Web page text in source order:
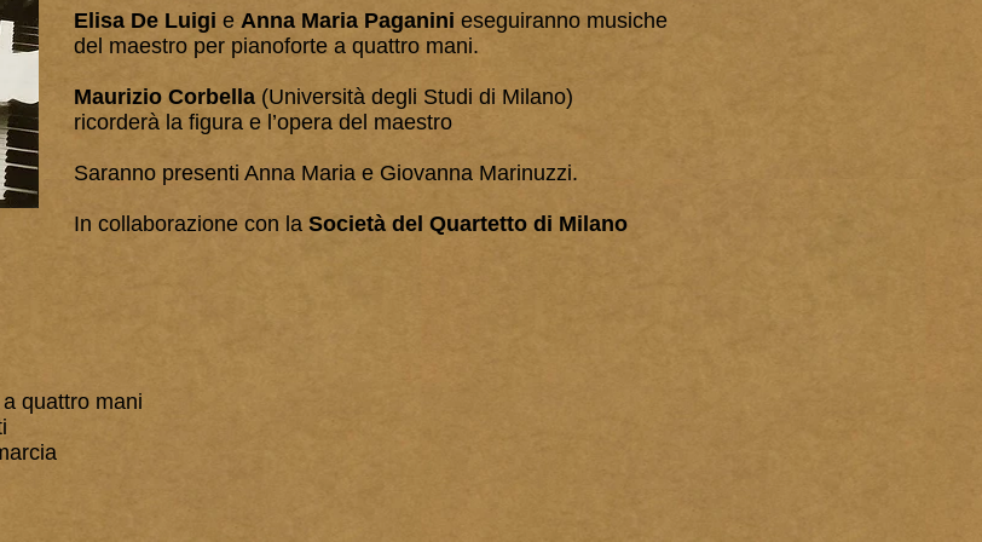
Elisa De Luigi e Anna Maria Paganini eseguiranno musiche
del maestro per pianoforte a quattro mani.
Maurizio Corbella (Università degli Studi di Milano)
ricorderà la figura e l’opera del maestro
Saranno presenti Anna Maria e Giovanna Marinuzzi.
In collaborazione con la Società del Quartetto di Milano
quattro mani